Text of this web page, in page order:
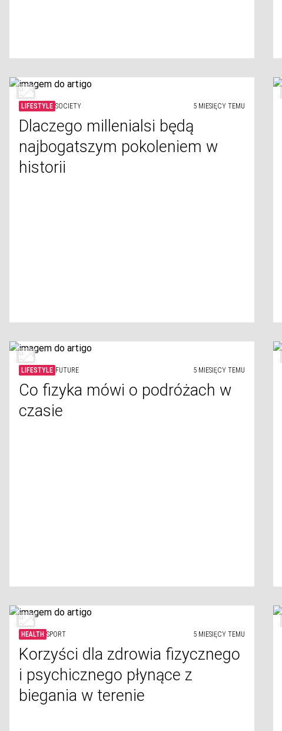
LIFESTYLE SOCIETY 5 MIESIĘCY TEMU
Dlaczego millenialsi będą
najbogatszym pokoleniem w
historii
LIFESTYLE FUTURE 5 MIESIĘCY TEMU
Co fizyka mówi o podróżach w
czasie
HEALTH SPORT 5 MIESIĘCY TEMU
Korzyści dla zdrowia fizycznego
i psychicznego płynące z
biegania w terenie